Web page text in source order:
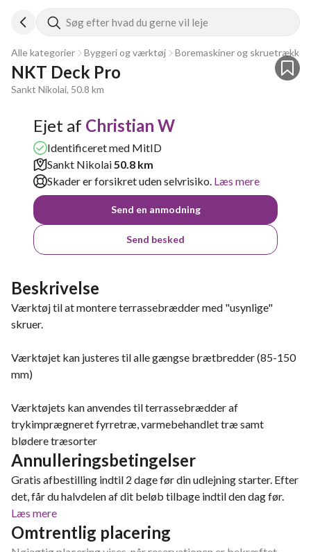
Søg efter hvad du gerne vil leje
Alle kategorier Byggeri og værktøj Boremaskiner og
NKT Deck Pro
Sankt Nikolai, 50.8 km
Ejet af Christian W
Identificeret med MitID
Sankt Nikolai50.8 km
Skader er forsikret uden selvrisiko. Læs mere
Send en anmodning
Send besked
Beskrivelse
Værktøj til at montere terrassebrædder med "usynlige"
skruer.
Værktøjet kan justeres til alle gængse brætbredder (85-150
mm)
Værktøjets kan anvendes til terrassebrædder af
trykimprægneret fyrretræ, varmebehandlet træ samt
blødere træsorter
Annulleringsbetingelser
Gratis afbestilling indtil 2 dage før din udlejning starter. Efter
det, får du halvdelen af dit beløb tilbage indtil den dag før.
Læs mere
Omtrentlig placering